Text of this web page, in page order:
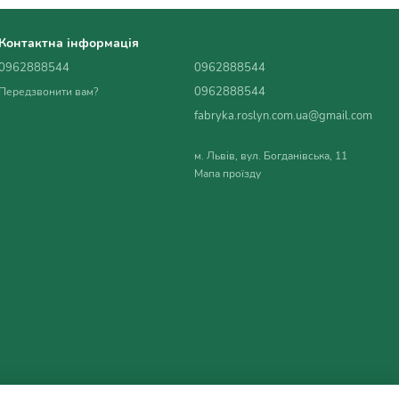
інформація
вам?
0962888544
0962888544
fabryka.roslyn.com.ua@gmail.com
м. Львів, вул. Богданівська, 11
Мапа проїзду